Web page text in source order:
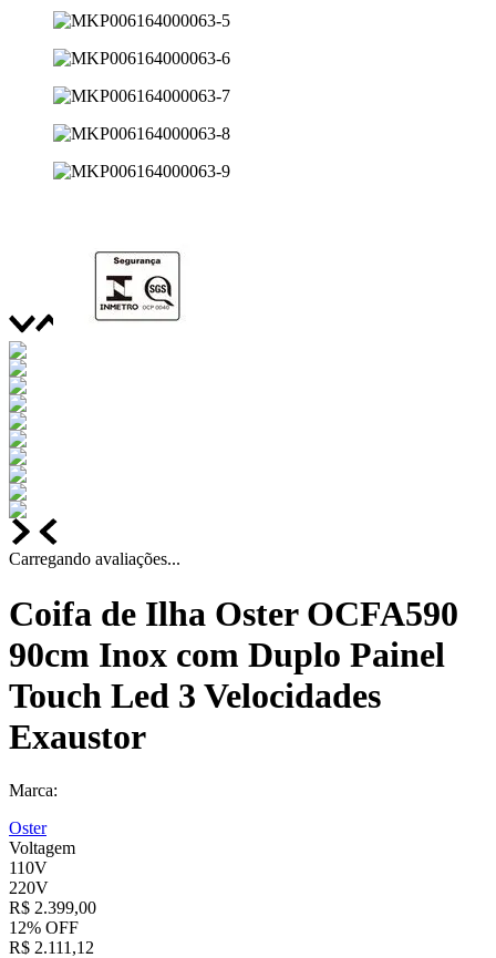
Carregando avaliações...
Coifa de Ilha Oster OCFA590
90cm Inox com Duplo Painel
Touch Led 3 Velocidades
Exaustor
Marca:
Oster
Voltagem
110V
220V
R$ 2.399,00
12% OFF
R$ 2.111 ,12